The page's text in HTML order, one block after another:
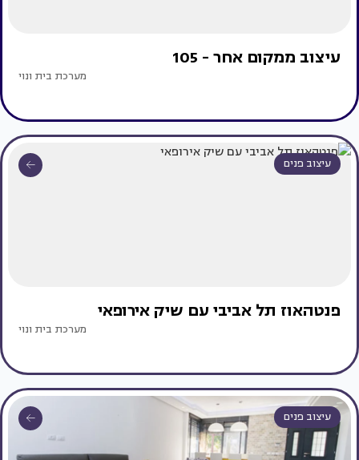
עיצוב ממקום אחר - 105
מערכת בית ונוי
עיצוב פנים
פנטהאוז תל אביבי עם שיק אירופאי
מערכת בית ונוי
עיצוב פנים